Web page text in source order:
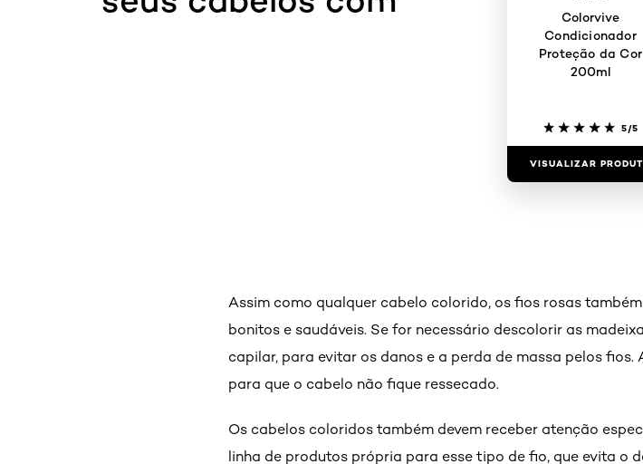
Colorvive
Condicionador
Proteção da Cor
200ml
5/5
VISUALIZAR
Assim como qualquer cabelo colorido, os fios rosas
bonitos e saudáveis. Se for necessário descolorir as
capilar, para evitar os danos e a perda de massa pelos
para que o cabelo não fique ressecado.
Os cabelos coloridos também devem receber atenção
linha de produtos própria para esse tipo de fio, que evita o